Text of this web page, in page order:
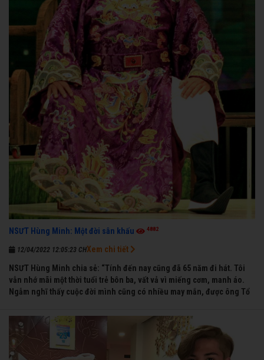
NSƯT Hùng Minh: Một đời sân khấu 4882
12/04/2022 12:05:23 CH
NSƯT Hùng Minh chia sẻ: “Tính đến nay cũng đã 65 năm đi hát. Tôi
vẫn nhớ mãi một thời tuổi trẻ bôn ba, vất vả vì miếng cơm, manh áo.
Ngẫm nghĩ thấy cuộc đời mình cũng có nhiều may mắn, được ông Tổ
trong dòng đời xuôi ngược nhận được những cơ may để từng bước
thành danh với nghiệp ca diễn”.
Xem chi tiết